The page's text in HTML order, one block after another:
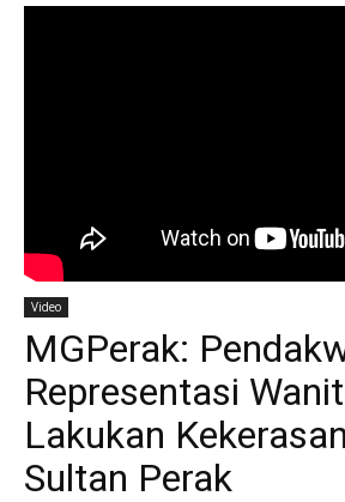
Video
MGPerak:
Representasi
Lakukan
Sultan Perak